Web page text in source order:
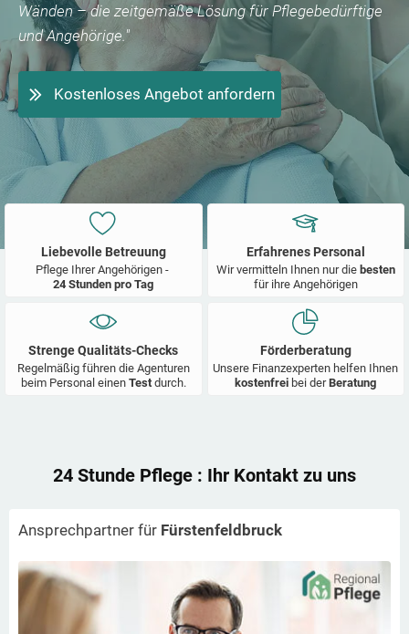
Wänden – die zeitgemäße Lösung für Pflegebedürftige
und Angehörige."
Kostenloses Angebot anfordern
Liebevolle Betreuung
Pflege Ihrer Angehörigen -
24 Stunden pro Tag
Erfahrenes Personal
Wir vermitteln Ihnen nur die besten
für ihre Angehörigen
Strenge Qualitäts-Checks
Regelmäßig führen die Agenturen
beim Personal einen Test durch.
Förderberatung
Unsere Finanzexperten helfen Ihnen
kostenfrei bei derBeratung
24 Stunde Pflege : Ihr Kontakt zu uns
Ansprechpartner für Fürstenfeldbruck